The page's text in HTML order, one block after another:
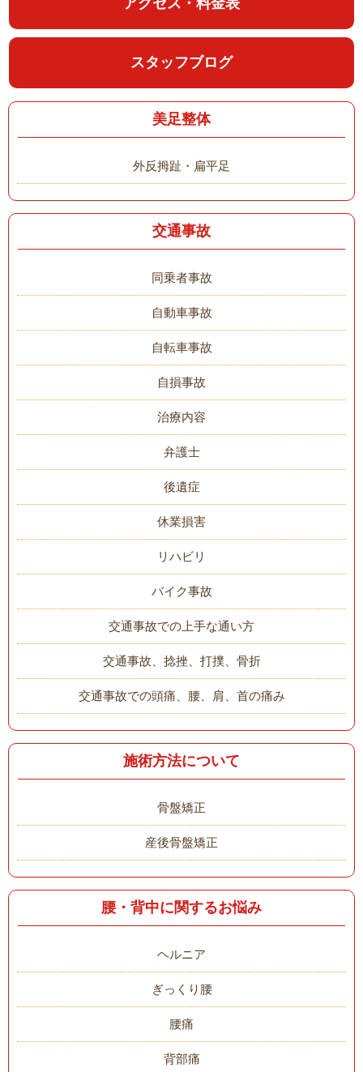
アクセス・料金表
スタッフブログ
美足整体
外反拇趾・扁平足
交通事故
同乗者事故
自動車事故
自転車事故
自損事故
治療内容
弁護士
後遺症
休業損害
リハビリ
バイク事故
交通事故での上手な通い方
交通事故、捻挫、打撲、骨折
交通事故での頭痛、腰、肩、首の痛み
施術方法について
骨盤矯正
産後骨盤矯正
腰・背中に関するお悩み
ヘルニア
ぎっくり腰
腰痛
背部痛